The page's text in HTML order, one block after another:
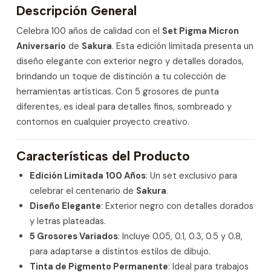
Descripción General
Celebra 100 años de calidad con el Set Pigma Micron
Aniversario de Sakura. Esta edición limitada presenta un
diseño elegante con exterior negro y detalles dorados,
brindando un toque de distinción a tu colección de
herramientas artísticas. Con 5 grosores de punta
diferentes, es ideal para detalles finos, sombreado y
contornos en cualquier proyecto creativo.
Características del Producto
Edición Limitada 100 Años: Un set exclusivo para
celebrar el centenario de Sakura.
Diseño Elegante: Exterior negro con detalles dorados
y letras plateadas.
5 Grosores Variados: Incluye 0.05, 0.1, 0.3, 0.5 y 0.8,
para adaptarse a distintos estilos de dibujo.
Tinta de Pigmento Permanente: Ideal para trabajos